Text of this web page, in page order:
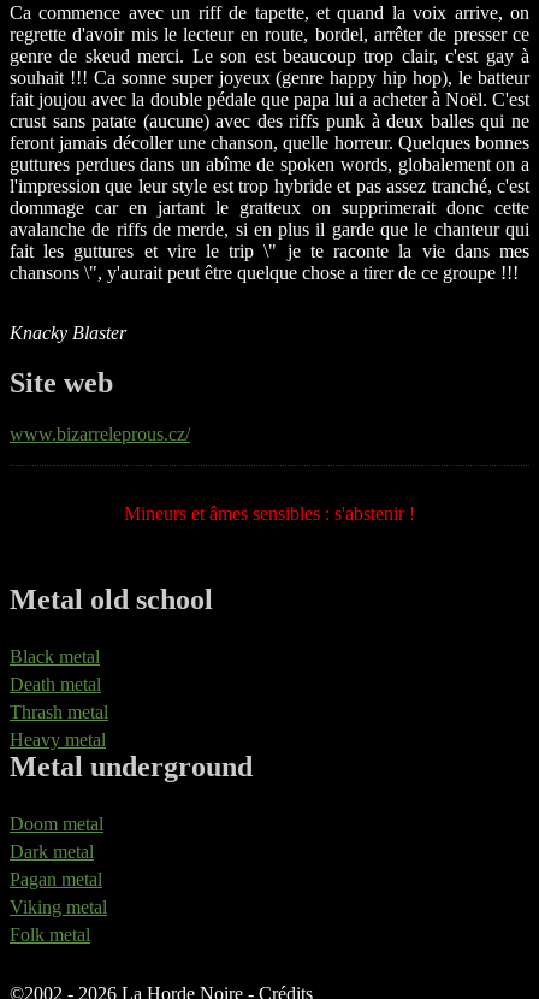
Ca commence avec un riff de tapette, et quand la voix arrive, on
regrette d'avoir mis le lecteur en route, bordel, arrêter de presser ce
genre de skeud merci. Le son est beaucoup trop clair, c'est gay à
souhait !!! Ca sonne super joyeux (genre happy hip hop), le batteur
fait joujou avec la double pédale que papa lui a acheter à Noël. C'est
crust sans patate (aucune) avec des riffs punk à deux balles qui ne
feront jamais décoller une chanson, quelle horreur. Quelques bonnes
guttures perdues dans un abîme de spoken words, globalement on a
l'impression que leur style est trop hybride et pas assez tranché, c'est
dommage car en jartant le gratteux on supprimerait donc cette
avalanche de riffs de merde, si en plus il garde que le chanteur qui
fait les guttures et vire le trip \" je te raconte la vie dans mes
chansons \", y'aurait peut être quelque chose a tirer de ce groupe !!!
Knacky Blaster
Site web
www.bizarreleprous.cz/
Mineurs et âmes sensibles : s'abstenir !
Metal old school
Black metal
Death metal
Thrash metal
Heavy metal
Metal underground
Doom metal
Dark metal
Pagan metal
Viking metal
Folk metal
©2002 - 2026 La Horde Noire - Crédits